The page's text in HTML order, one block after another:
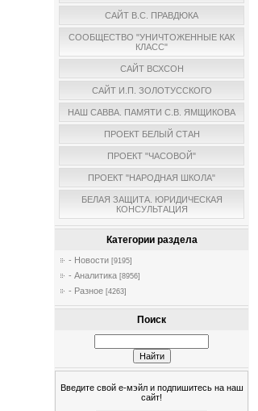
САЙТ В.С. ПРАВДЮКА
СООБЩЕСТВО "УНИЧТОЖЕННЫЕ КАК
КЛАСС"
САЙТ ВСХСОН
САЙТ И.П. ЗОЛОТУССКОГО
НАШ САВВА. ПАМЯТИ С.В. ЯМЩИКОВА
ПРОЕКТ БЕЛЫЙ СТАН
ПРОЕКТ "ЧАСОВОЙ"
ПРОЕКТ "НАРОДНАЯ ШКОЛА"
БЕЛАЯ ЗАЩИТА. ЮРИДИЧЕСКАЯ
КОНСУЛЬТАЦИЯ
Категории раздела
- Новости [9195]
- Аналитика [8956]
- Разное [4263]
Поиск
Введите свой е-мэйл и подпишитесь на наш
сайт!